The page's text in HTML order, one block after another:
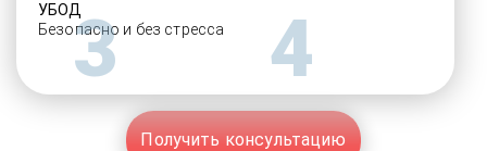
УБОД
Безопасно и без стресса
Получить консультацию
3 4